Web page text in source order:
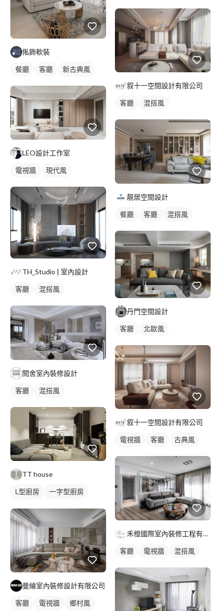
俬飾軟裝
餐廳 客廳 新古典風
LEO設計工作室
電視牆 現代風
TH_Studio | 室內設計
客廳 混搭風
閱舍室內裝修設計
客廳 混搭風
TT house
L型廚房
一字型廚房
曼綸室內裝修設計有限公司
客廳 電視牆 鄉村風
叙十一空間設計有限公司
客廳 混搭風
靚居空間設計
餐廳 客廳 混搭風
丹門空間設計
客廳 北歐風
叙十一空間設計有限公司
電視牆 客廳 古典風
禾橙國際室內裝修工程有限公司
客廳 電視牆 混搭風